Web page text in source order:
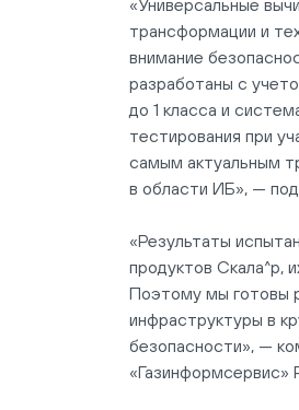
«Универсальные
трансформации и
внимание
разработаны с
до 1 класса и
тестирования при
самым актуальным
в области ИБ», —
«Результаты
продуктов Скала^р,
Поэтому мы готовы
инфраструктуры в
безопасности», —
«Газинформсервис»